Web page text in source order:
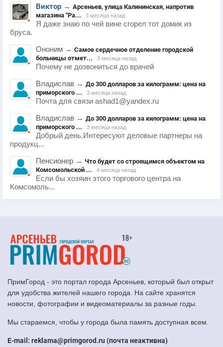
Виктор → Арсеньев, улица Калининская, напротив
магазина "Ра...
3 месяца назад
Я даже знаю по чей вине сгорел тот домик из
бруса.
Ононим → Самое сердечное отделение городской
больницы отмет...
3 месяца назад
Почему не дозвониться до врачей
Владислав → До 300 долларов за килограмм: цена на
приморского ...
3 месяца назад
Почта для связи ashad1@yandex.ru
Владислав → До 300 долларов за килограмм: цена на
приморского ...
3 месяца назад
Добрый день.Интересуют деловые партнеры на
продукц...
Пенсионер → Что будет со строящимся объектом на
Комсомольской ...
4 месяца назад
Если бы хозяин этого торгового центра на
Комсомоль...
ПримГород - это портал города Арсеньев, который был открыт
для удобства жителей нашего города. На сайте хранятся
новости, фотографии и видеоматериалы за разные годы.
Мы стараемся, чтобы у города была память доступная всем.
E-mail: reklama@primgorod.ru (почта неактивна)